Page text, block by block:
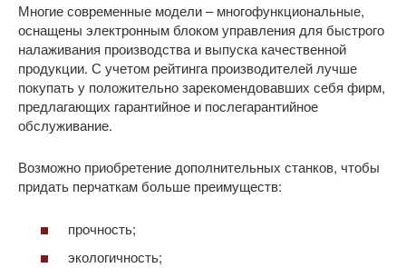
Многие современные модели – многофункциональные,
оснащены электронным блоком управления для быстрого
налаживания производства и выпуска качественной
продукции. С учетом рейтинга производителей лучше
покупать у положительно зарекомендовавших себя фирм,
предлагающих гарантийное и послегарантийное
обслуживание.
Возможно приобретение дополнительных станков, чтобы
придать перчаткам больше преимуществ:
прочность;
экологичность;